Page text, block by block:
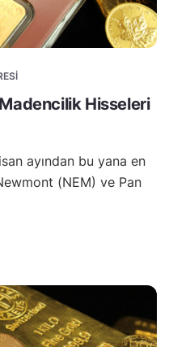
Hisseleri
ayından bu yana en
(NEM) ve Pan